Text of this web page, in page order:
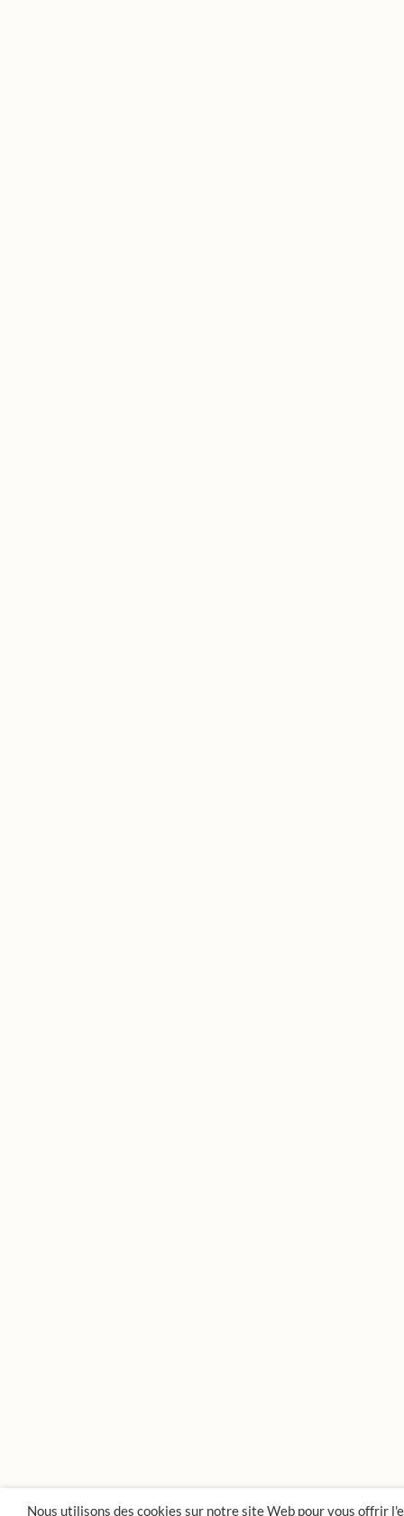
Nous utilisons des cookies sur notre site Web pour vous offrir